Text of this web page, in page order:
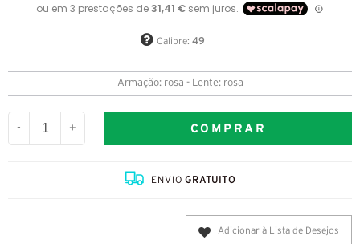
Calibre: 49
Armação: rosa - Lente: rosa
- + COMPRAR
ENVIOGRATUITO
Adicionar à Lista de Desejos